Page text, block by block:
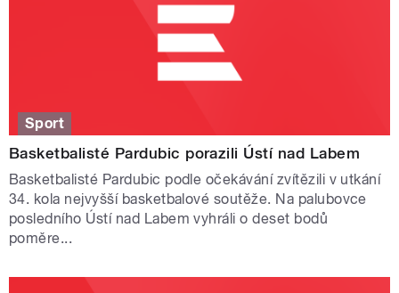
Sport
Basketbalisté Pardubic porazili Ústí nad Labem
Basketbalisté Pardubic podle očekávání zvítězili v utkání
34. kola nejvyšší basketbalové soutěže. Na palubovce
posledního Ústí nad Labem vyhráli o deset bodů
poměre...